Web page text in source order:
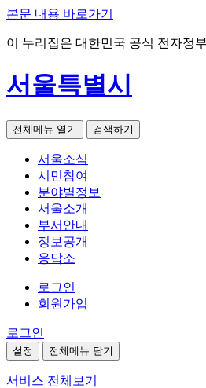
본문 내용 바로가기
이 누리집은 대한민국 공식 전자정
서울특별시
전체메뉴 열기 검색하기
서울소식
시민참여
분야별정보
서울소개
부서안내
정보공개
응답소
로그인
회원가입
로그인
설정 전체메뉴 닫기
서비스 전체보기